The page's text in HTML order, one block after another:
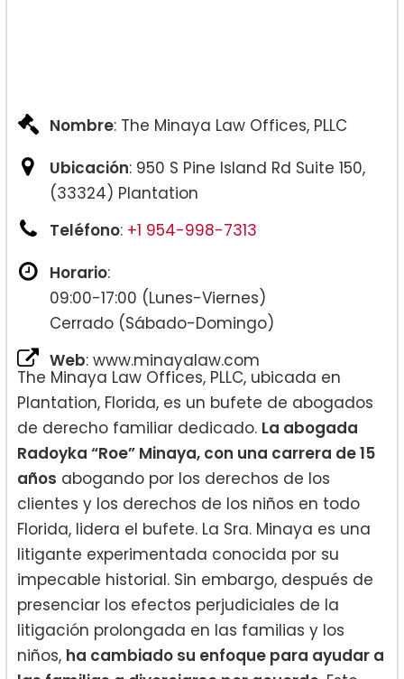
Nombre: The Minaya Law Offices, PLLC
Ubicación: 950 S Pine Island Rd Suite 150,
(33324) Plantation
Teléfono: +1 954-998-7313
Horario:
09:00-17:00 (Lunes-Viernes)
Cerrado (Sábado-Domingo)
Web: www.minayalaw.com
The Minaya Law Offices, PLLC, ubicada en
Plantation, Florida, es un bufete de abogados
de derecho familiar dedicado. La abogada
Radoyka “Roe” Minaya, con una carrera de 15
años abogando por los derechos de los
clientes y los derechos de los niños en todo
Florida, lidera el bufete. La Sra. Minaya es una
litigante experimentada conocida por su
impecable historial. Sin embargo, después de
presenciar los efectos perjudiciales de la
litigación prolongada en las familias y los
niños, ha cambiado su enfoque para ayudar a